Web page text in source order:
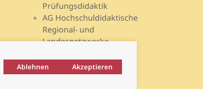
Akzeptieren
Ablehnen
Prüfungsdidaktik
AG Hochschuldidaktische
Regional- und
Landesnetzwerke